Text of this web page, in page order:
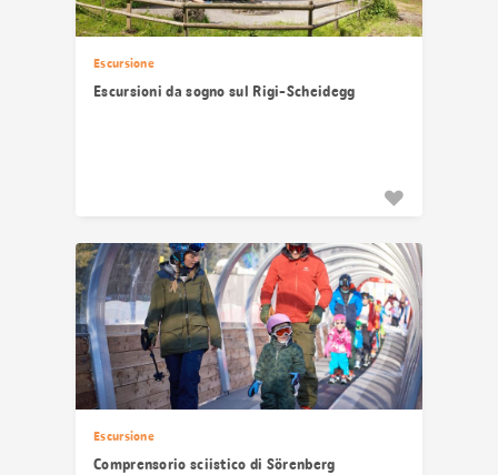
Escursione
Escursioni da sogno sul Rigi-Scheidegg
Escursione
Comprensorio sciistico di Sörenberg